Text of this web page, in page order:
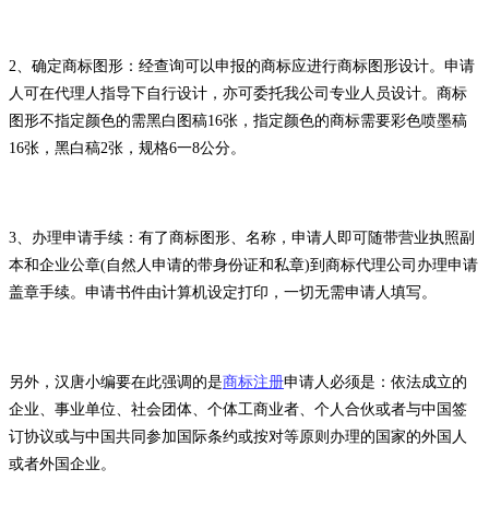
2、确定商标图形：经查询可以申报的商标应进行商标图形设计。申请
人可在代理人指导下自行设计，亦可委托我公司专业人员设计。商标
图形不指定颜色的需黑白图稿16张，指定颜色的商标需要彩色喷墨稿
16张，黑白稿2张，规格6一8公分。
3、办理申请手续：有了商标图形、名称，申请人即可随带营业执照副
本和企业公章(自然人申请的带身份证和私章)到商标代理公司办理申请
盖章手续。申请书件由计算机设定打印，一切无需申请人填写。
另外，汉唐小编要在此强调的是商标注册申请人必须是：依法成立的
企业、事业单位、社会团体、个体工商业者、个人合伙或者与中国签
订协议或与中国共同参加国际条约或按对等原则办理的国家的外国人
或者外国企业。